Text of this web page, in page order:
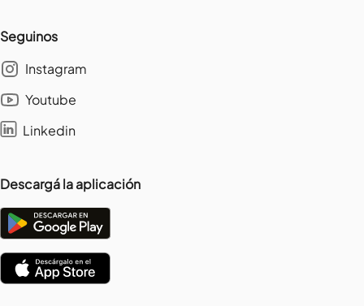
Seguinos
Instagram
Youtube
Linkedin
Descargá la aplicación